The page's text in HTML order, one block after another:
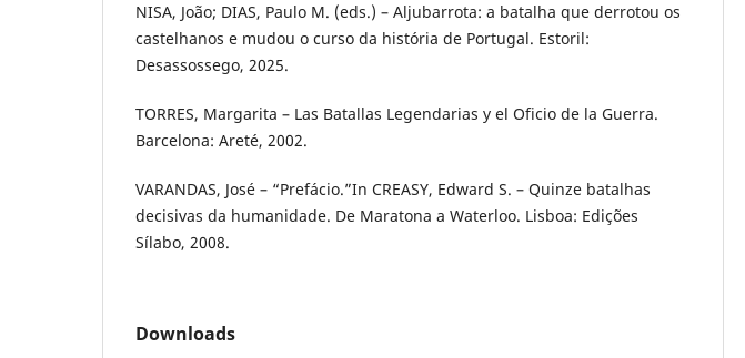
NISA, João; DIAS, Paulo M. (eds.) – Aljubarrota: a batalha que derrotou os
castelhanos e mudou o curso da história de Portugal. Estoril:
Desassossego, 2025.
TORRES, Margarita – Las Batallas Legendarias y el Oficio de la Guerra.
Barcelona: Areté, 2002.
VARANDAS, José – “Prefácio.”In CREASY, Edward S. – Quinze batalhas
decisivas da humanidade. De Maratona a Waterloo. Lisboa: Edições
Sílabo, 2008.
Downloads